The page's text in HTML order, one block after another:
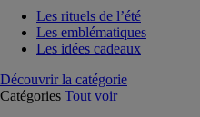
Les rituels de l’été
Les emblématiques
Les idées cadeaux
Découvrir la catégorie
Catégories Tout voir